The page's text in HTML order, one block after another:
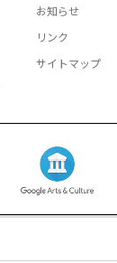
お知らせ
リンク
サイトマップ